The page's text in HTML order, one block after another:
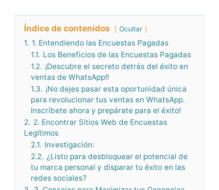
Índice de contenidos Ocultar
1. 1. Entendiendo las Encuestas Pagadas
1.1. Los Beneficios de las Encuestas Pagadas
1.2. ¡Descubre el secreto detrás del éxito en
ventas de WhatsApp!!
1.3. ¡No dejes pasar esta oportunidad única
para revolucionar tus ventas en WhatsApp.
Inscríbete ahora y prepárate para el éxito!
2. 2. Encontrar Sitios Web de Encuestas
Legítimos
2.1. Investigación:
2.2. ¿Listo para desbloquear el potencial de
tu marca personal y disparar tu éxito en las
redes sociales?